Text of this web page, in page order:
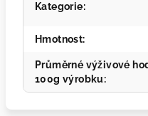
Kategorie:
Hmotnost:
Průměrné výživové
100g výrobku: